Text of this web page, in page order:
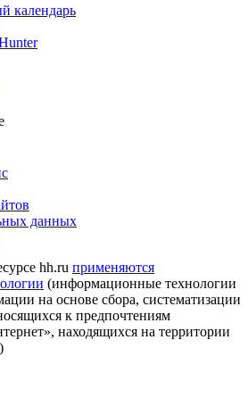
календарь
данных
hh.ru применяются
(информационные технологии
на основе сбора, систематизации
к предпочтениям
находящихся на территории